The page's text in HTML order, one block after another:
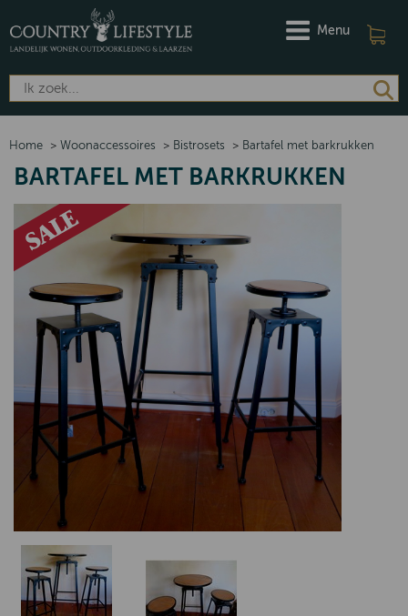
Menu
Home > Woonaccessoires > Bistrosets > Bartafel met barkrukken
BARTAFEL MET BARKRUKKEN